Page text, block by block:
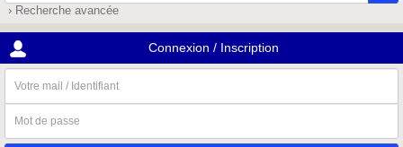
› Recherche avancée
Connexion / Inscription
mail
/
Identifiant
de
passe